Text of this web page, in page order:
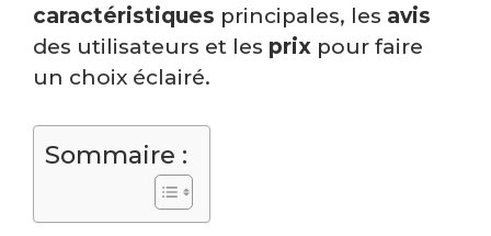
caractéristiques principales, les avis
des utilisateurs et les prix pour faire
un choix éclairé.
Sommaire :